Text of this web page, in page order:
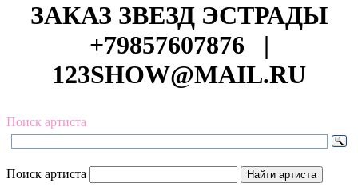
ЗАКАЗ ЗВЕЗД ЭСТРАДЫ
+79857607876
|
123SHOW@MAIL.RU
Поиск артиста
Поиск артиста